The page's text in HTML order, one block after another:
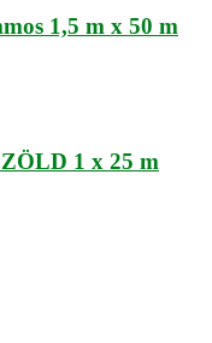
1,5 m x 50 m
1 x 25 m